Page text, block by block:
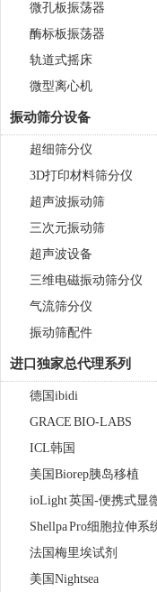
微孔板振荡器
酶标板振荡器
轨道式摇床
微型离心机
振动筛分设备
超细筛分仪
3D打印材料筛分仪
超声波振动筛
三次元振动筛
超声波设备
三维电磁振动筛分仪
气流筛分仪
振动筛配件
进口独家总代理系列
德国ibidi
GRACE BIO-LABS
ICL韩国
美国Biorep胰岛移植
ioLight 英国-便携式显
Shellpa Pro细胞拉伸系
法国梅里埃试剂
美国Nightsea